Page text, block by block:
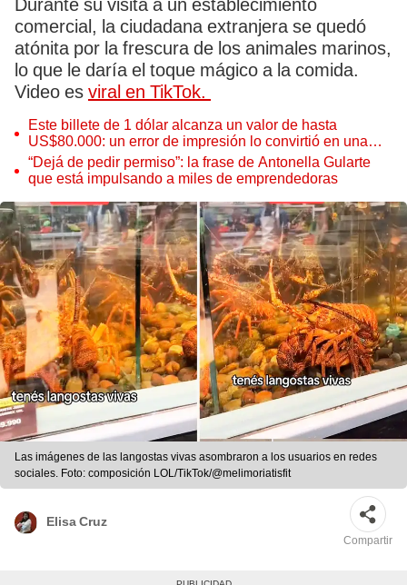
Durante su visita a un establecimiento
comercial, la ciudadana extranjera se quedó
atónita por la frescura de los animales marinos,
lo que le daría el toque mágico a la comida.
Video es viral en TikTok.
Este billete de 1 dólar alcanza un valor de hasta
US$80.000: un error de impresión lo convirtió en una
pieza única que hoy buscan coleccionistas de todo el
mundo
“Dejá de pedir permiso”: la frase de Antonella Gularte
que está impulsando a miles de emprendedoras
Las imágenes de las langostas vivas asombraron a los usuarios en redes
sociales. Foto: composición LOL/TikTok/@melimoriatisfit
Elisa Cruz
Compartir